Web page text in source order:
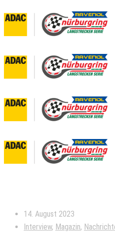
14. August 2023
Interview, Magazin,